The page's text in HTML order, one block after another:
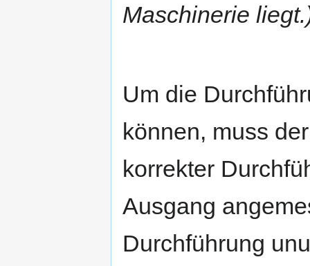
Maschinerie
Um die
können, muss
korrekter
Ausgang
Durchführung